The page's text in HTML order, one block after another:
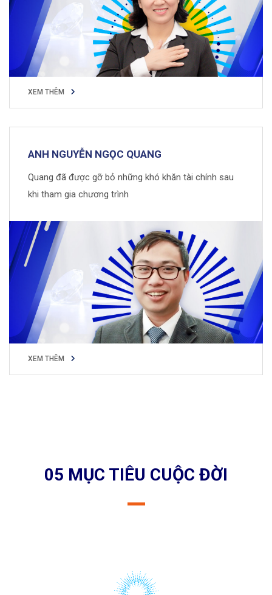
XEM THÊM
ANH NGUYỄN NGỌC QUANG
Quang đã được gỡ bỏ những khó khăn tài chính sau
khi tham gia chương trình
XEM THÊM
05 MỤC TIÊU CUỘC ĐỜI